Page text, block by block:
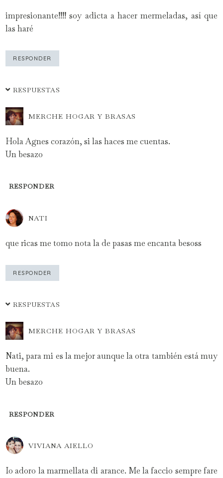
impresionante!!!! soy adicta a hacer mermeladas, así que
las haré
RESPONDER
RESPUESTAS
MERCHE HOGAR Y BRASAS
Hola Agnes corazón, si las haces me cuentas.
Un besazo
RESPONDER
NATI
que ricas me tomo nota la de pasas me encanta besoss
RESPONDER
RESPUESTAS
MERCHE HOGAR Y BRASAS
Nati, para mi es la mejor aunque la otra también está muy
buena.
Un besazo
RESPONDER
VIVIANA AIELLO
Io adoro la marmellata di arance. Me la faccio sempre fare